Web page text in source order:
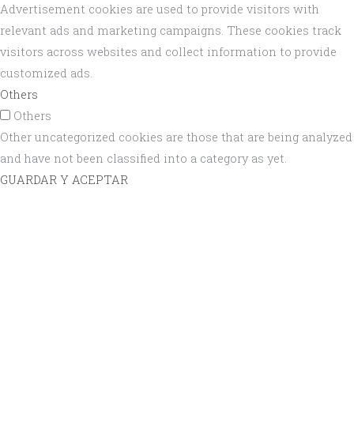
Advertisement cookies are used to provide visitors with
relevant ads and marketing campaigns. These cookies track
visitors across websites and collect information to provide
customized ads.
Others
Others
Other uncategorized cookies are those that are being analyzed
and have not been classified into a category as yet.
GUARDAR Y ACEPTAR